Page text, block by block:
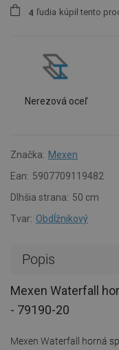
4 ľudia kúpil tento
Nerezová oceľ
Značka: Mexen
Ean: 5907709119482
Dlhšia strana: 50 cm
Tvar: Obdĺžnikový
Popis
Mexen Waterfall
- 79190-20
Mexen Waterfall horná